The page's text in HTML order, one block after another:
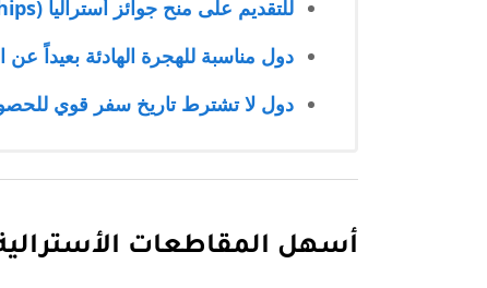
للتقديم على منح جوائز أستراليا (Australia Awards Scholarships)
دول مناسبة للهجرة الهادئة بعيداً عن
دول لا تشترط تاريخ سفر قوي
أسهل المقاطعات الأسترالية